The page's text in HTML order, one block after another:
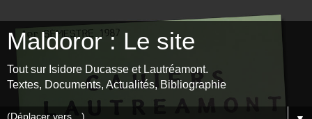
Maldoror : Le site
Tout sur Isidore Ducasse et Lautréamont.
Textes, Documents, Actualités, Bibliographie